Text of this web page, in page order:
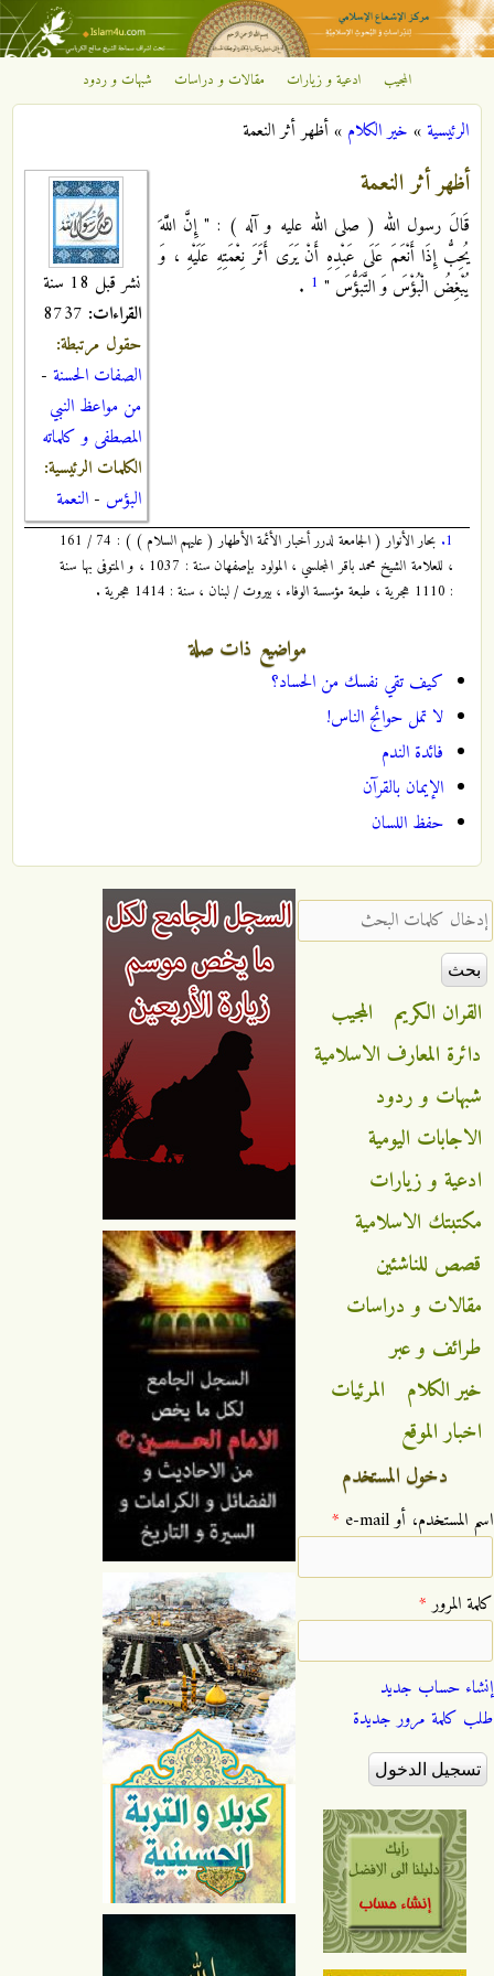
تجاوز إلى المحتوى الرئيسي
مركز
الإشعاع
الإسلامي
المجيب ادعية و زيارات مقالات و دراسات شبهات و ردود
أنت هنا
الرئيسية» خير الكلام »أظهر أثر النعمة
نشر قبل 18 سنة
القراءات:
حقول مرتبطة:
الصفات الحسنة -
من مواعظ النبي
المصطفى و كلماته
الكلمات الرئيسية:
البؤس - النعمة
أظهر أثر النعمة
قَالَ رسول الله ( صلى الله عليه و آله ) : " إِنَّ اللَّهَ
يُحِبُّ إِذَا أَنْعَمَ عَلَى عَبْدِهِ أَنْ يَرَى أَثَرَ نِعْمَتِهِ عَلَيْهِ ، وَ
يُبْغِضُ الْبُؤْسَ وَ التَّبَؤُّسَ " 1
.
1.
بحار الأنوار ( الجامعة لدرر أخبار الأئمة الأطهار ( عليهم السلام ) ) : 74 / 161
، للعلامة الشيخ محمد باقر المجلسي ، المولود بإصفهان سنة : 1037 ، و المتوفى بها سنة
: 1110 هجرية ، طبعة مؤسسة الوفاء ، بيروت / لبنان ، سنة : 1414 هجرية .
مواضيع ذات صلة
كيف تقي نفسك من الحساد؟
لا تمل حوائج الناس!
فائدة الندم
الإيمان بالقرآن
حفظ اللسان
‏إدخال كلمات البحث ‏
القران الكريم
المجيب
دائرة المعارف الاسلامية
شبهات و ردود
الاجابات اليومية
ادعية و زيارات
مكتبتك الاسلامية
قصص للناشئين
مقالات و دراسات
طرائف و عبر
خير الكلام
المرئيات
اخبار الموقع
دخول المستخدم
‏اسم المستخدم، أو e-mail ‏ *
‏كلمة المرور ‏*
إنشاء حساب جديد
طلب كلمة مرور جديدة